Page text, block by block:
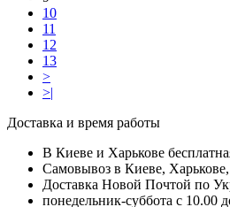
10
11
12
13
>
>|
Доставка и время работы
В Киеве и Харькове
Самовывоз в Киеве,
Доставка Новой Почтой по
понедельник-суббота с 10.00